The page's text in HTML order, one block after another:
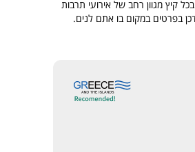
קיץ מגוון רחב של אירועי תרבות
בפרטים במקום בו אתם לנים.